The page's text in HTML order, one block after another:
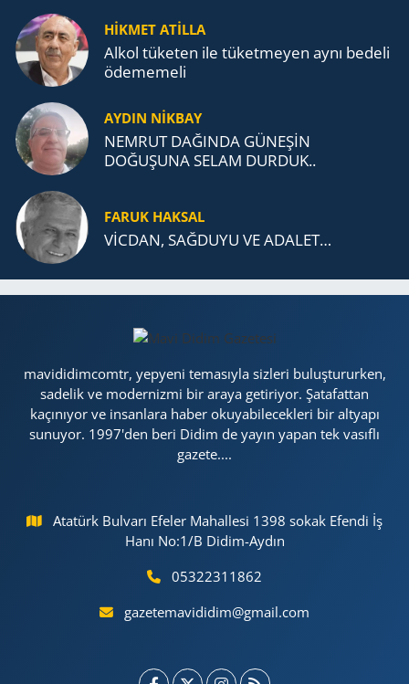
TEŞKİLATI’NA UZANAN MİRASI
HİKMET ATİLLA
Alkol tü­ke­ten ile tü­ket­me­yen aynı be­de­li
öde­me­me­li
AYDIN NİKBAY
NEMRUT DAĞINDA GÜNEŞİN
DOĞUŞUNA SELAM DURDUK..
FARUK HAKSAL
VİCDAN, SAĞ­DU­YU VE ADA­LET…
mavididimcomtr, yepyeni temasıyla sizleri buluştururken,
sadelik ve modernizmi bir araya getiriyor. Şatafattan
kaçınıyor ve insanlara haber okuyabilecekleri bir altyapı
sunuyor. 1997'den beri Didim de yayın yapan tek vasıflı
gazete....
Atatürk Bulvarı Efeler Mahallesi 1398 sokak Efendi İş
Hanı No:1/B Didim-Aydın
05322311862
gazetemavididim@gmail.com